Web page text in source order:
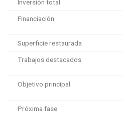
Inversión total
Financiación
Superficie restaurada
Trabajos destacados
Objetivo principal
Próxima fase